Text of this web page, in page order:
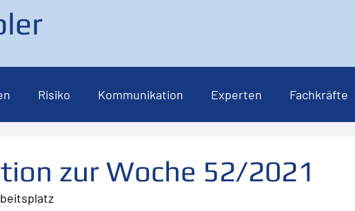
Risiko Kommunikation Experten Fachkräfte
Leadership
zur Woche 52/2021